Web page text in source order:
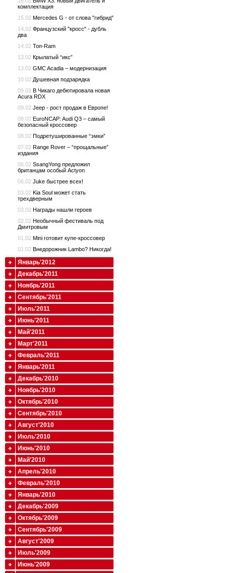
комплектация
15.02 Mercedes G - от слова "гибрид"
14.02 Французский "кросс" - дубль
два
14.02 Топ-Ram
13.02 Крылатый “икс”
13.02 GMC Acadia – модернизация
10.02 Душевная подзарядка
09.02 В Чикаго дебютировала новая
Acura RDX
09.02 Jeep - рост продаж в Европе!
08.02 EuroNCAP: Audi Q3 – самый
безопасный кроссовер
08.02 Подретушированные “эмки”
07.02 Range Rover – “прощальные”
издания
06.02 SsangYong предложил
британцам особый Actyon
06.02 Juke быстрее всех!
03.02 Kia Soul может стать
трехдверным
03.02 Награды нашли героев
02.02 Необычный фестиваль под
Дмитровым
01.02 Mini готовит купе-кроссовер
01.02 Внедорожник Lambo? Никогда!
Январь'2012
Декабрь'2011
Ноябрь'2011
Сентябрь'2011
Июль'2011
Июнь'2011
Май'2011
Март'2011
Февраль'2011
Январь'2011
Декабрь'2010
Ноябрь'2010
Октябрь'2010
Сентябрь'2010
Август'2010
Июль'2010
Июнь'2010
Май'2010
Апрель'2010
Февраль'2010
Январь'2010
Декабрь'2009
Октябрь'2009
Сентябрь'2009
Август'2009
Июль'2009
Июнь'2009